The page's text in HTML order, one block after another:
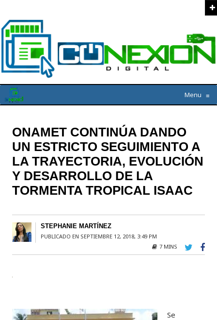
Menu ≡
ONAMET CONTINÚA DANDO
UN ESTRICTO SEGUIMIENTO A
LA TRAYECTORIA, EVOLUCIÓN
Y DESARROLLO DE LA
TORMENTA TROPICAL ISAAC
STEPHANIE MARTÍNEZ
PUBLICADO EN SEPTIEMBRE 12, 2018, 3:49 PM
7 MINS
Se